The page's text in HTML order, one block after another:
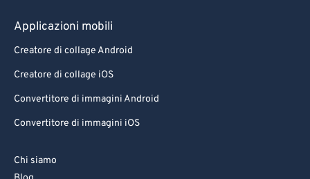
Applicazioni mobili
Creatore di collage Android
Creatore di collage iOS
Convertitore di immagini Android
Convertitore di immagini iOS
Chi siamo